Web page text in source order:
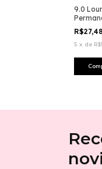
9.0
R$27,48
5 x de